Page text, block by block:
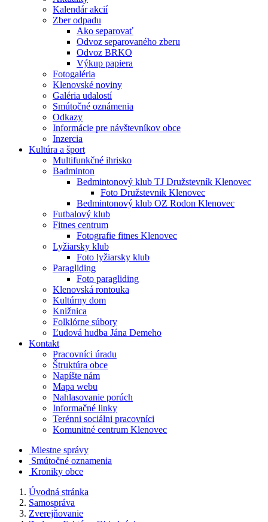
Kalendár akcií
Zber odpadu
Ako separovať
Odvoz separovaného zberu
Odvoz BRKO
Výkup papiera
Fotogaléria
Klenovské noviny
Galéria udalostí
Smútočné oznámenia
Odkazy
Informácie pre návštevníkov obce
Inzercia
Kultúra a šport
Multifunkčné ihrisko
Badminton
Bedmintonový klub TJ Družstevník Klenovec
Foto Družstevnik Klenovec
Bedmintonový klub OZ Rodon Klenovec
Futbalový klub
Fitnes centrum
Fotografie fitnes Klenovec
Lyžiarsky klub
Foto lyžiarsky klub
Paragliding
Foto paragliding
Klenovská rontouka
Kultúrny dom
Knižnica
Folklórne súbory
Ľudová hudba Jána Demeho
Kontakt
Pracovníci úradu
Štruktúra obce
Napíšte nám
Mapa webu
Nahlasovanie porúch
Informačné linky
Terénni sociálni pracovníci
Komunitné centrum Klenovec
Miestne správy
Smútočné oznamenia
Kroniky obce
Úvodná stránka
Samospráva
Zverejňovanie